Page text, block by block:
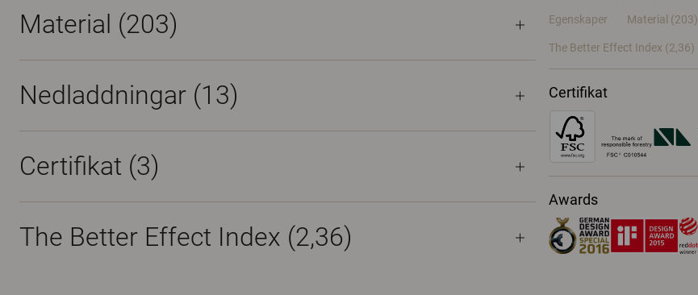
Egenskaper Material (203)
The Better Effect Index (2,36)
Certifikat
Awards
Material (203)
Nedladdningar (13)
Certifikat (3)
The Better Effect Index (2,36)